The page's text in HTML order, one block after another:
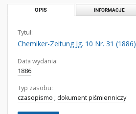
OPIS INFORMACJE
Tytuł:
Chemiker-Zeitung Jg. 10 Nr. 31 (1886)
Data wydania:
1886
Typ zasobu:
czasopismo ; dokument piśmienniczy